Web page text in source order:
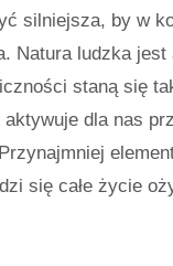
silniejsza, by w
Natura ludzka
staną się
dla nas
się całe życie